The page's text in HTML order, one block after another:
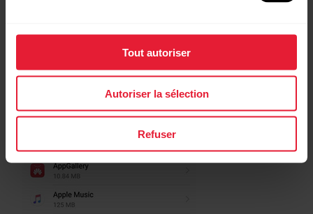
Tout autoriser
Autoriser la sélection
Refuser